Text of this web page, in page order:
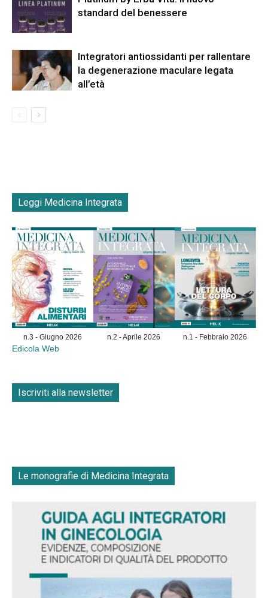
standard del benessere
Integratori antiossidanti per rallentare
la degenerazione maculare legata
all’età
Leggi Medicina Integrata
n.3 - Giugno 2026 n.2 - Aprile 2026 n.1 - Febbraio 2026
Edicola Web
Iscriviti alla newsletter
Le monografie di Medicina Integrata